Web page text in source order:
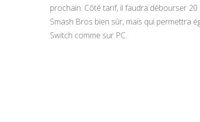
prochain. Côté tarif, il faudra débourser
Smash Bros bien sûr, mais qui permettra
Switch comme sur PC.